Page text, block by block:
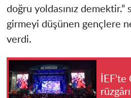
doğru yoldasınız
girmeyi düşünen gençlere
verdi.
rüzgârı